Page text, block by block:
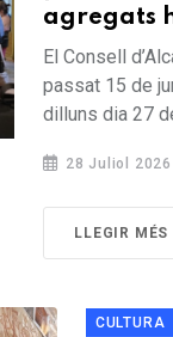
agregats
El Consell
passat 15 de
dilluns dia 27
28 Juliol 2026
LLEGIR MÉS
CULTURA